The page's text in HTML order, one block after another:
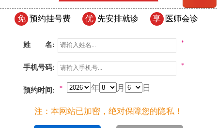
免 预约挂号费 优 先安排就诊 享 医师会诊
姓 名: *
手机号码: *
预约时间: 年 月 日
*
注：本网站已加密，绝对保障您的隐私！